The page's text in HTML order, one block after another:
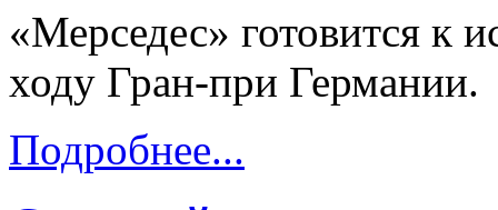
«Мерседес» готовится к
ходу Гран-при Германии.
Подробнее...